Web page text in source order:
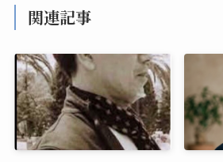
関連記事